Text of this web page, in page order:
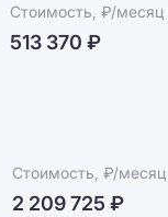
Стоимость, ₽/месяц
513 370 ₽
Стоимость, ₽/месяц
2 209 725 ₽